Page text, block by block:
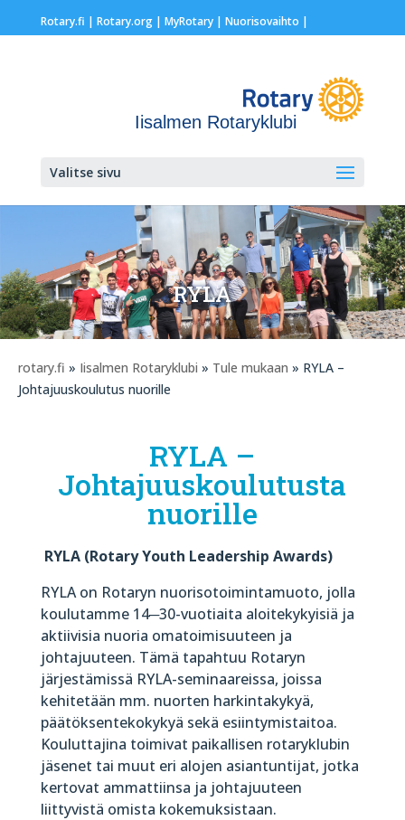
Rotary.fi | Rotary.org| MyRotary | Nuorisovaihto |
Iisalmen Rotaryklubi
Valitse sivu
RYLA
rotary.fi » Iisalmen Rotaryklubi » Tule mukaan » RYLA –
Johtajuuskoulutus nuorille
RYLA –
Johtajuuskoulutusta
nuorille
RYLA (Rotary Youth Leadership Awards)
RYLA on Rotaryn nuorisotoimintamuoto, jolla
koulutamme 14─30-vuotiaita aloitekykyisiä ja
aktiivisia nuoria omatoimisuuteen ja
johtajuuteen. Tämä tapahtuu Rotaryn
järjestämissä RYLA-seminaareissa, joissa
kehitetään mm. nuorten harkintakykyä,
päätöksentekokykyä sekä esiintymistaitoa.
Kouluttajina toimivat paikallisen rotaryklubin
jäsenet tai muut eri alojen asiantuntijat, jotka
kertovat ammattiinsa ja johtajuuteen
liittyvistä omista kokemuksistaan.